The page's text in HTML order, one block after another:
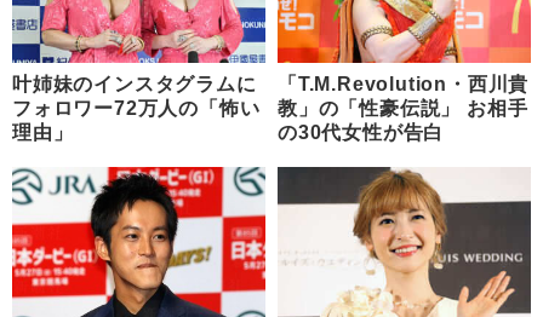
叶姉妹のインスタグラムに
フォロワー72万人の「怖い
理由」
「T.M.Revolution・西川貴
教」の「性豪伝説」 お相手
の30代女性が告白